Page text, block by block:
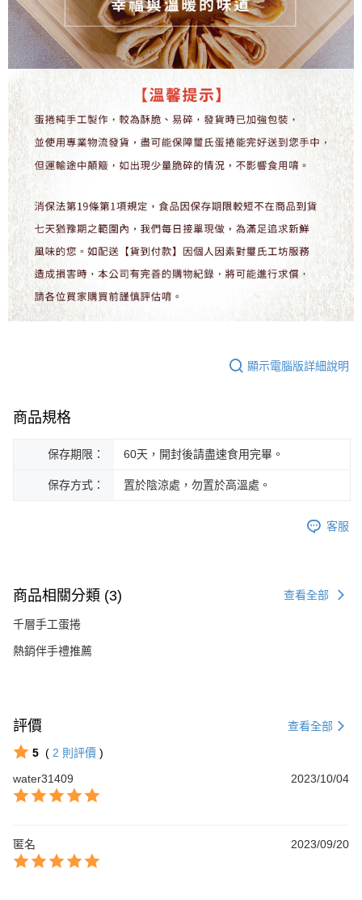
顯示電腦版詳細說明
商品規格
保存期限： 60天，開封後請盡速食用完畢。
保存方式： 置於陰涼處，勿置於高溫處。
客服
商品相關分類 (3) 查看全部
千層手工蛋捲
熱銷伴手禮推薦
評價 查看全部
5 ( 2 則評價 )
water31409
2023/10/04
匿名 2023/09/20